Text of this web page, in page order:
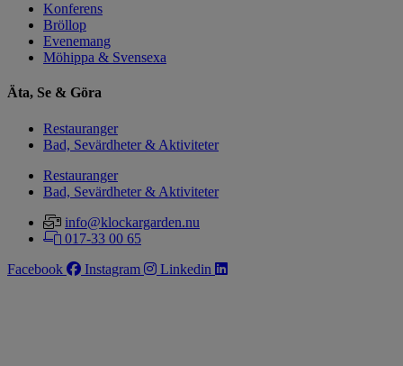
Konferens
Bröllop
Evenemang
Möhippa & Svensexa
Äta, Se & Göra
Restauranger
Bad, Sevärdheter & Aktiviteter
Restauranger
Bad, Sevärdheter & Aktiviteter
info@klockargarden.nu
017-33 00 65
Facebook
Instagram Linkedin